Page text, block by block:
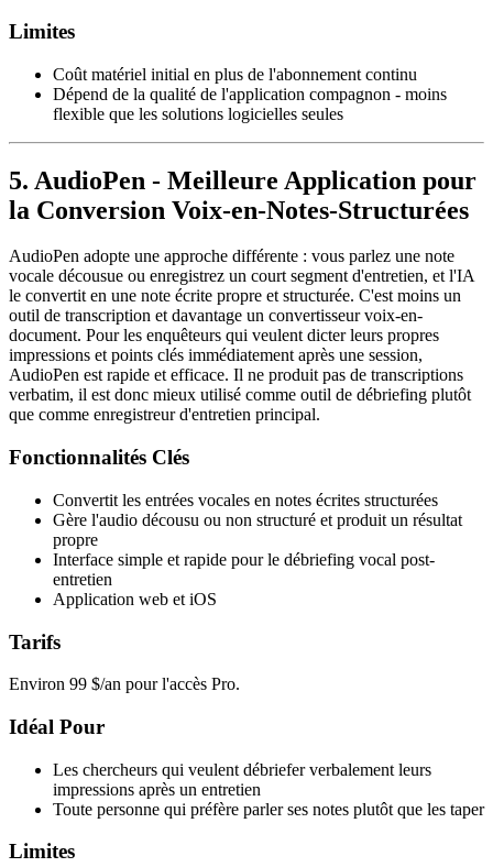
Limites
Coût matériel initial en plus de l'abonnement continu
Dépend de la qualité de l'application compagnon - moins
flexible que les solutions logicielles seules
5. AudioPen - Meilleure Application pour
la Conversion Voix-en-Notes-Structurées
AudioPen adopte une approche différente : vous parlez une note
vocale décousue ou enregistrez un court segment d'entretien, et l'IA
le convertit en une note écrite propre et structurée. C'est moins un
outil de transcription et davantage un convertisseur voix-en-
document. Pour les enquêteurs qui veulent dicter leurs propres
impressions et points clés immédiatement après une session,
AudioPen est rapide et efficace. Il ne produit pas de transcriptions
verbatim, il est donc mieux utilisé comme outil de débriefing plutôt
que comme enregistreur d'entretien principal.
Fonctionnalités Clés
Convertit les entrées vocales en notes écrites structurées
Gère l'audio décousu ou non structuré et produit un résultat
propre
Interface simple et rapide pour le débriefing vocal post-
entretien
Application web et iOS
Tarifs
Environ 99 $/an pour l'accès Pro.
Idéal Pour
Les chercheurs qui veulent débriefer verbalement leurs
impressions après un entretien
Toute personne qui préfère parler ses notes plutôt que les taper
Limites